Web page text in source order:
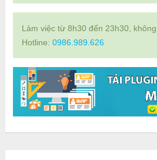
Làm việc từ 8h30 đến 23h30,
Hotline: 0986.989.626